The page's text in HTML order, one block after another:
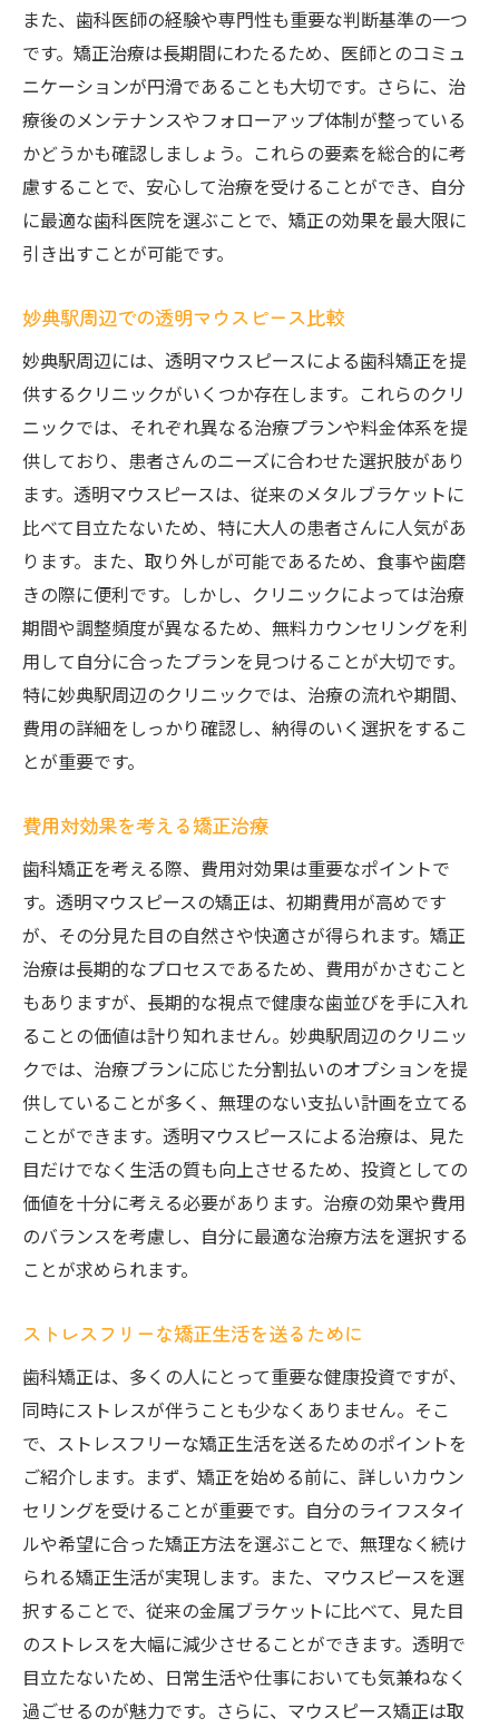
また、歯科医師の経験や専門性も重要な判断基準の一つ
です。矯正治療は長期間にわたるため、医師とのコミュ
ニケーションが円滑であることも大切です。さらに、治
療後のメンテナンスやフォローアップ体制が整っている
かどうかも確認しましょう。これらの要素を総合的に考
慮することで、安心して治療を受けることができ、自分
に最適な歯科医院を選ぶことで、矯正の効果を最大限に
引き出すことが可能です。
妙典駅周辺での透明マウスピース比較
妙典駅周辺には、透明マウスピースによる歯科矯正を提
供するクリニックがいくつか存在します。これらのクリ
ニックでは、それぞれ異なる治療プランや料金体系を提
供しており、患者さんのニーズに合わせた選択肢があり
ます。透明マウスピースは、従来のメタルブラケットに
比べて目立たないため、特に大人の患者さんに人気があ
ります。また、取り外しが可能であるため、食事や歯磨
きの際に便利です。しかし、クリニックによっては治療
期間や調整頻度が異なるため、無料カウンセリングを利
用して自分に合ったプランを見つけることが大切です。
特に妙典駅周辺のクリニックでは、治療の流れや期間、
費用の詳細をしっかり確認し、納得のいく選択をするこ
とが重要です。
費用対効果を考える矯正治療
歯科矯正を考える際、費用対効果は重要なポイントで
す。透明マウスピースの矯正は、初期費用が高めです
が、その分見た目の自然さや快適さが得られます。矯正
治療は長期的なプロセスであるため、費用がかさむこと
もありますが、長期的な視点で健康な歯並びを手に入れ
ることの価値は計り知れません。妙典駅周辺のクリニッ
クでは、治療プランに応じた分割払いのオプションを提
供していることが多く、無理のない支払い計画を立てる
ことができます。透明マウスピースによる治療は、見た
目だけでなく生活の質も向上させるため、投資としての
価値を十分に考える必要があります。治療の効果や費用
のバランスを考慮し、自分に最適な治療方法を選択する
ことが求められます。
ストレスフリーな矯正生活を送るために
歯科矯正は、多くの人にとって重要な健康投資ですが、
同時にストレスが伴うことも少なくありません。そこ
で、ストレスフリーな矯正生活を送るためのポイントを
ご紹介します。まず、矯正を始める前に、詳しいカウン
セリングを受けることが重要です。自分のライフスタイ
ルや希望に合った矯正方法を選ぶことで、無理なく続け
られる矯正生活が実現します。また、マウスピースを選
択することで、従来の金属ブラケットに比べて、見た目
のストレスを大幅に減少させることができます。透明で
目立たないため、日常生活や仕事においても気兼ねなく
過ごせるのが魅力です。さらに、マウスピース矯正は取